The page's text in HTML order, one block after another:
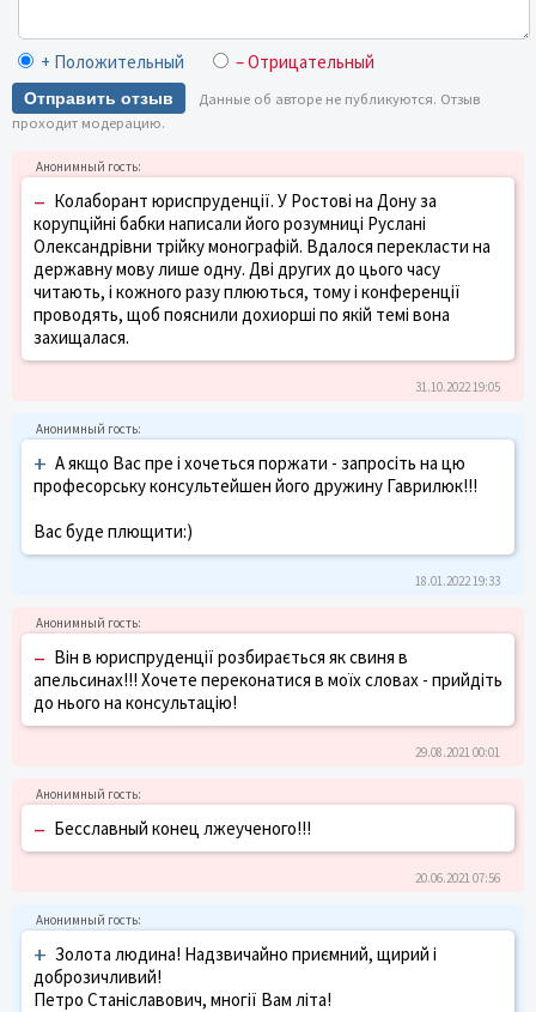
+ Положительный – Отрицательный
Отправить отзыв
Данные об авторе не публикуются. Отзыв
проходит модерацию.
– Колаборант юриспруденції. У Ростові на Дону за
корупційні бабки написали його розумниці Руслані
Олександрівни трійку монографій. Вдалося перекласти на
державну мову лише одну. Дві других до цього часу
читають, і кожного разу плюються, тому і конференції
проводять, щоб пояснили дохиорші по якій темі вона
захищалася.
31.10.2022 19:05
+ А якщо Вас пре і хочеться поржати - запросіть на цю
професорську консультейшен його дружину Гаврилюк!!!
Вас буде плющити:)
18.01.2022 19:33
– Він в юриспруденції розбирається як свиня в
апельсинах!!! Хочете переконатися в моїх словах - прийдіть
до нього на консультацію!
29.08.2021 00:01
– Бесславный конец лжеученого!!!
20.06.2021 07:56
+ Золота людина! Надзвичайно приємний, щирий і
доброзичливий!
Петро Станіславович, многії Вам літа!